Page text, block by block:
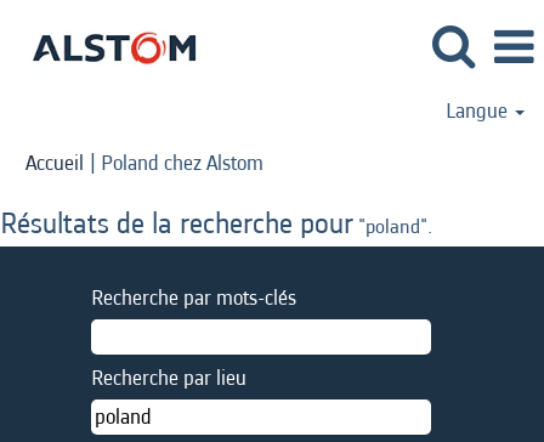
Langue
Accueil | Poland chez Alstom
Résultats de la recherche pour "poland".
Recherche par mots-clés
Recherche par lieu